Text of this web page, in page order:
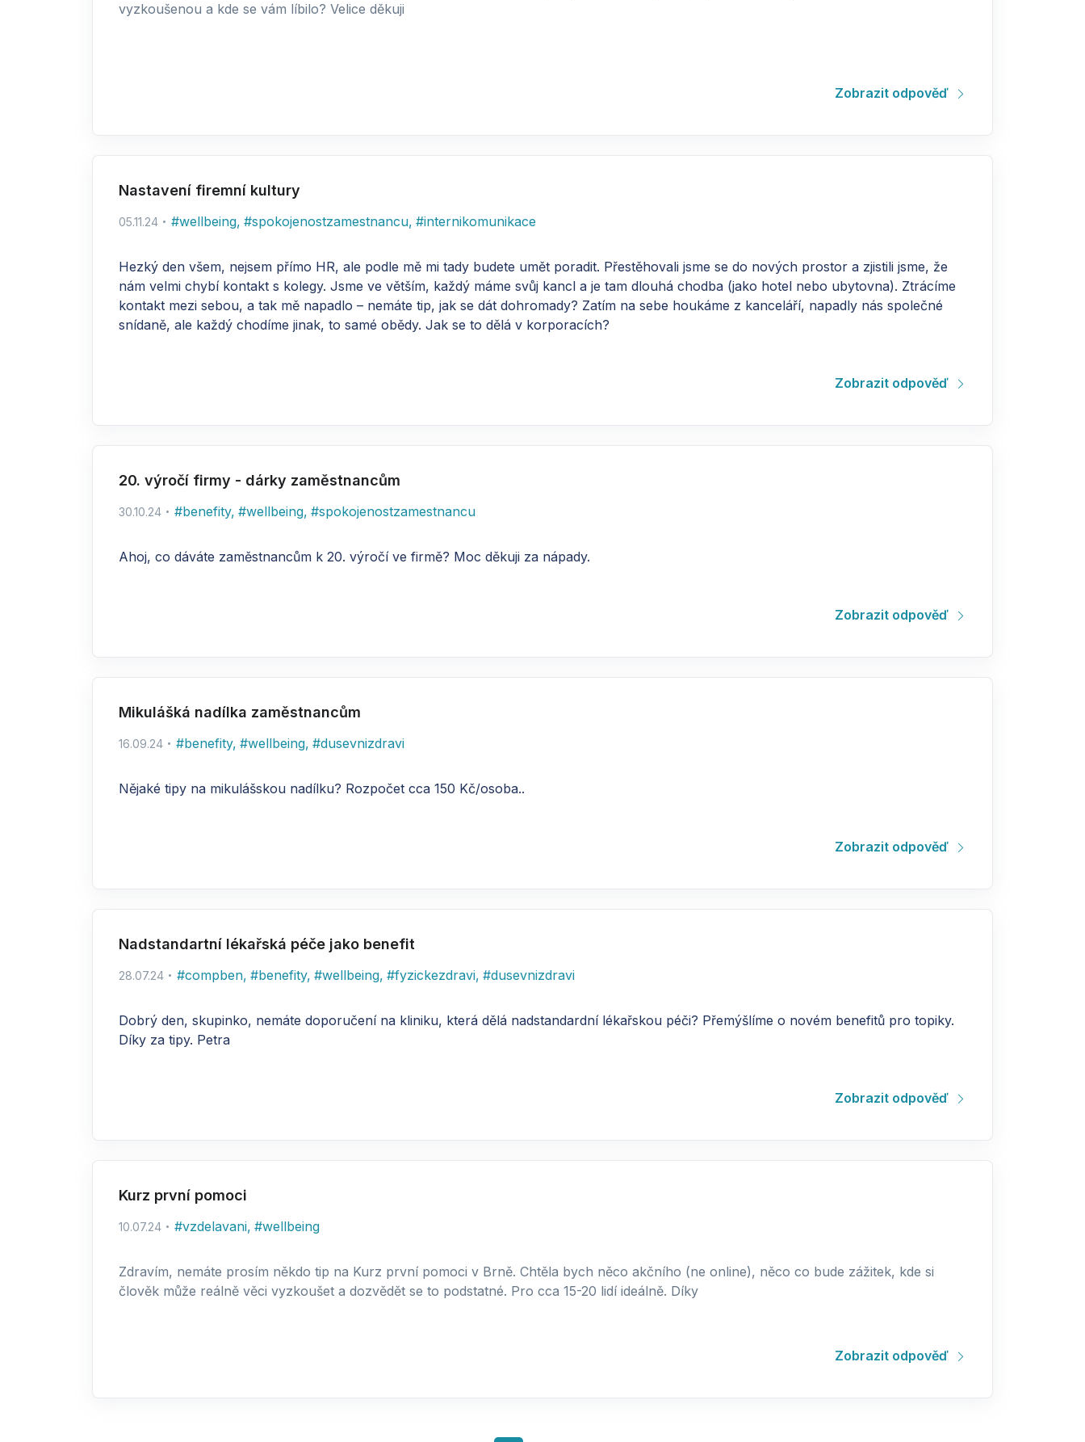
vyzkoušenou a kde se vám líbilo? Velice děkuji
Zobrazit odpověď
Nastavení firemní kultury
05.11.24 #wellbeing, #spokojenostzamestnancu, #internikomunikace
Hezký den všem, nejsem přímo HR, ale podle mě mi tady budete umět poradit. Přestěhovali jsme se do nových prostor a zjistili jsme, že
nám velmi chybí kontakt s kolegy. Jsme ve větším, každý máme svůj kancl a je tam dlouhá chodba (jako hotel nebo ubytovna). Ztrácíme
kontakt mezi sebou, a tak mě napadlo – nemáte tip, jak se dát dohromady? Zatím na sebe houkáme z kanceláří, napadly nás společné
snídaně, ale každý chodíme jinak, to samé obědy. Jak se to dělá v korporacích?
Zobrazit odpověď
20. výročí firmy - dárky zaměstnancům
30.10.24 #benefity, #wellbeing, #spokojenostzamestnancu
Ahoj, co dáváte zaměstnancům k 20. výročí ve firmě? Moc děkuji za nápady.
Zobrazit odpověď
Mikulášká nadílka zaměstnancům
16.09.24 #benefity, #wellbeing, #dusevnizdravi
Nějaké tipy na mikulášskou nadílku? Rozpočet cca 150 Kč/osoba..
Zobrazit odpověď
Nadstandartní lékařská péče jako benefit
28.07.24 #compben, #benefity, #wellbeing, #fyzickezdravi, #dusevnizdravi
Dobrý den, skupinko, nemáte doporučení na kliniku, která dělá nadstandardní lékařskou péči? Přemýšlíme o novém benefitů pro topiky.
Díky za tipy. Petra
Zobrazit odpověď
Kurz první pomoci
10.07.24 #vzdelavani, #wellbeing
Zdravím, nemáte prosím někdo tip na Kurz první pomoci v Brně. Chtěla bych něco akčního (ne online), něco co bude zážitek, kde si
člověk může reálně věci vyzkoušet a dozvědět se to podstatné. Pro cca 15-20 lidí ideálně. Díky
Zobrazit odpověď